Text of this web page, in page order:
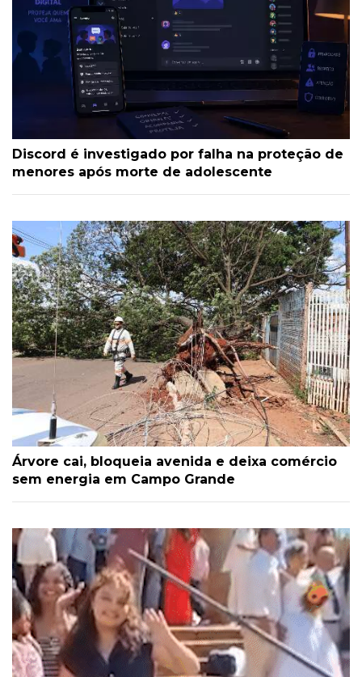
Discord é investigado por falha na proteção de
menores após morte de adolescente
Árvore cai, bloqueia avenida e deixa comércio
sem energia em Campo Grande